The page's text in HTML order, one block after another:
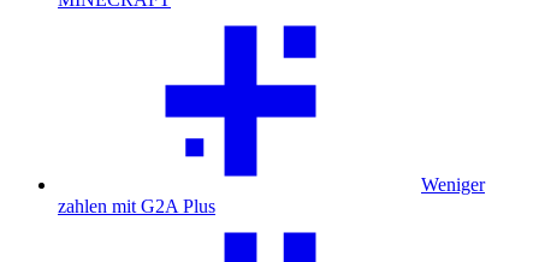
Weniger
zahlen mit G2A Plus